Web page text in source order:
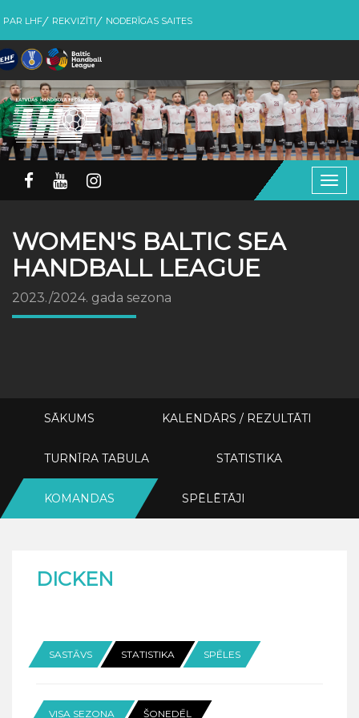
PAR LHF REKVIZĪTI NODERĪGAS SAITES
WOMEN'S BALTIC SEA
HANDBALL LEAGUE
2023./2024. gada sezona
SĀKUMS KALENDĀRS / REZULTĀTI
TURNĪRA TABULA STATISTIKA
KOMANDAS SPĒLĒTĀJI
DICKEN
SASTĀVS STATISTIKA SPĒLES
VISA SEZONA ŠONEDĒĻ